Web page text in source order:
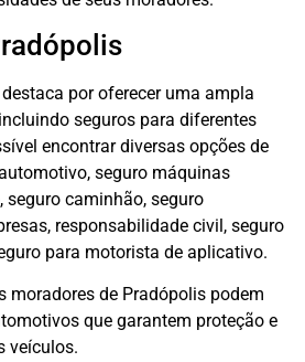
por oferecer uma ampla
seguros para diferentes
encontrar diversas opções de
seguro máquinas
seguro caminhão, seguro
responsabilidade civil, seguro
para motorista de aplicativo.
moradores de Pradópolis podem
que garantem proteção e
veículos.